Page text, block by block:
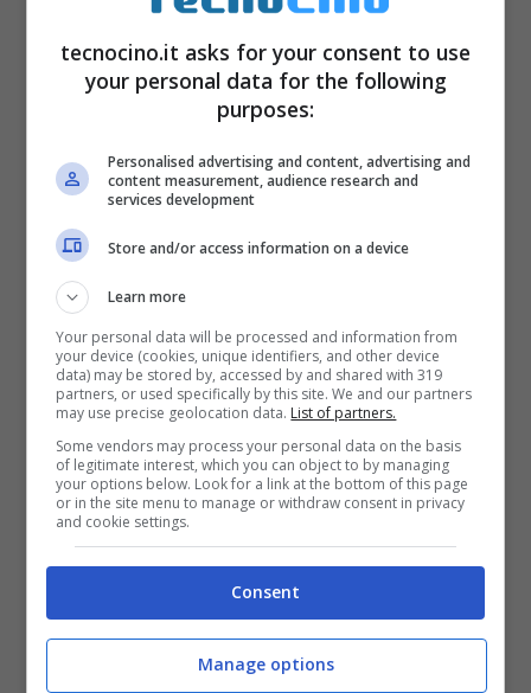
La soluzione a questo problema è quella di
disinstallare l’app di Facebook e utilizzare il
browser o app alternative, tra cui Metal. Così
facendo, il consumo della batteria ritorna nei
normali valori.
tecnocino.it asks for your consent to use
your personal data for the following
purposes:
Personalised advertising and content, advertising and
content measurement, audience research and
services development
Store and/or access information on a device
Learn more
Your personal data will be processed and information from
your device (cookies, unique identifiers, and other device
data) may be stored by, accessed by and shared with 319
partners, or used specifically by this site. We and our partners
may use precise geolocation data. List of partners.
Some vendors may process your personal data on the basis
of legitimate interest, which you can object to by managing
your options below. Look for a link at the bottom of this page
or in the site menu to manage or withdraw consent in privacy
and cookie settings.
Consent
Manage options